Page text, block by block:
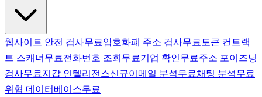
웹사이트 안전 검사무료암호화폐 주소 검사무료 토큰 컨트랙
트 스캐너 무료전화번호 조회 무료기업 확인무료주소 포이즈닝
검사무료지갑 인텔리전스신규이메일 분석무료채팅 분석무료
위협 데이터베이스무료